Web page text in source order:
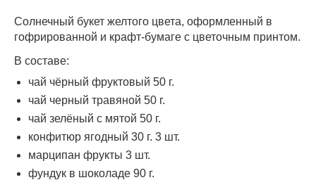
Солнечный букет желтого цвета, оформленный в
гофрированной и крафт-бумаге с цветочным принтом.
В составе:
чай чёрный фруктовый 50 г.
чай черный травяной 50 г.
чай зелёный c мятой 50 г.
конфитюр ягодный 30 г. 3 шт.
марципан фрукты 3 шт.
фундук в шоколаде 90 г.